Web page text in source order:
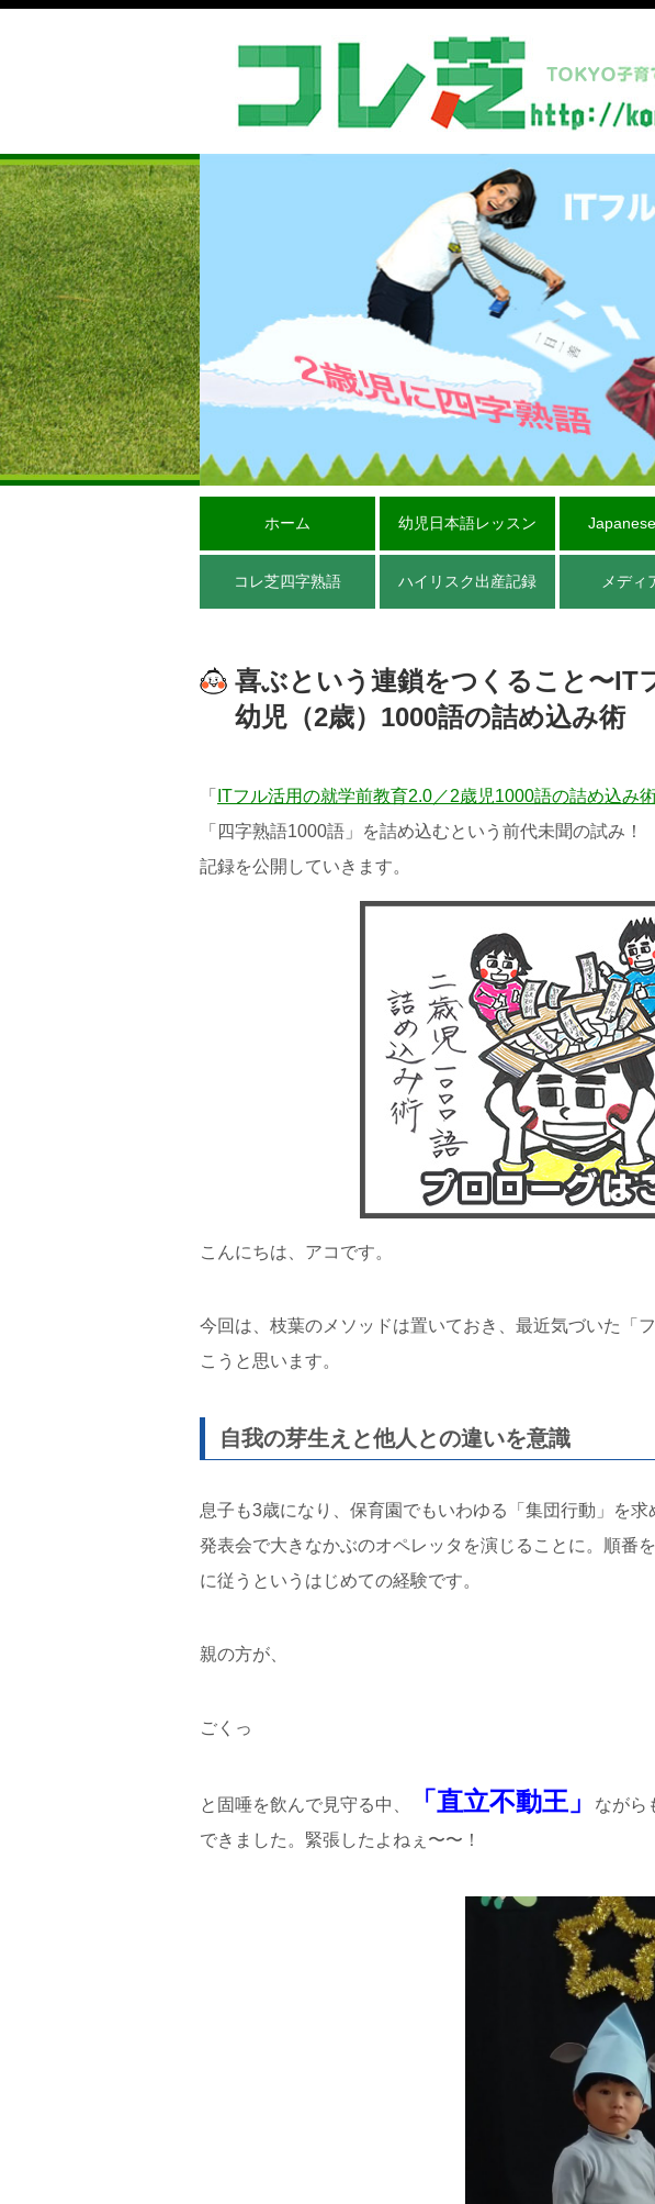
ホーム 幼児日本語レッスン
コレ芝四字熟語 ハイリスク出産記録 メディ
喜ぶという連鎖をつくること〜IT
幼児（2歳）1000語の詰め込み術
「 ITフル活用の就学前教育2.0／2歳児1000語の詰め込み
「四字熟語1000語」を詰め込むという前代未聞の試み
記録を公開していきます。
こんにちは、アコです。
今回は、枝葉のメソッドは置いておき、最近気づいた「
こうと思います。
自我の芽生えと他人との違いを意識
息子も3歳になり、保育園でもいわゆる「集団行動」を
発表会で大きなかぶのオペレッタを演じることに。順番
に従うというはじめての経験です。
親の方が、
ごくっ
と固唾を飲んで見守る中、 「直立不動王」
ながら
できました。緊張したよねぇ〜〜！